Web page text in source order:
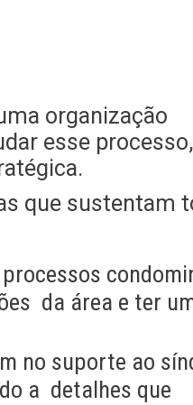
organização
esse processo,
que sustentam
da área e ter
no suporte ao
a detalhes que